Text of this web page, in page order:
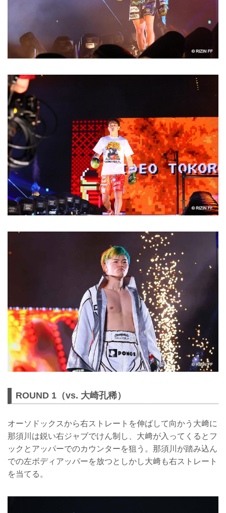
ROUND 1（vs. 大崎孔稀）
オーソドックスから右ストレートを伸ばして向かう大﨑に
那須川は鋭い右ジャブでけん制し、大﨑が入ってくるとフ
ックとアッパーでのカウンターを狙う。那須川が踏み込ん
での左ボディアッパーを放つとしかし大﨑も右ストレート
を当てる。